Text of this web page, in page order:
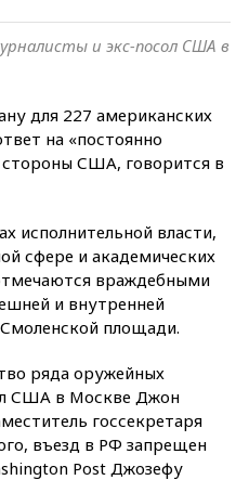
и экс-посол США в
для 227 американских
на «постоянно
США, говорится в
исполнительной власти,
сфере и академических
враждебными
и внутренней
Смоленской площади.
ряда оружейных
США в Москве Джон
госсекретаря
въезд в РФ запрещен
Post Джозефу